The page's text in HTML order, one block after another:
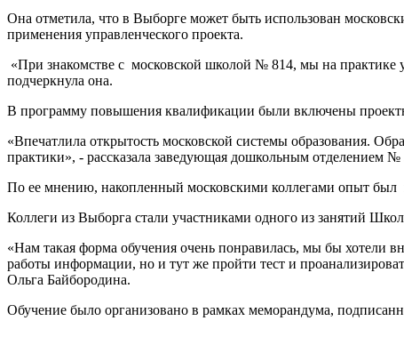
Она отметила, что в Выборге может быть использован
применения управленческого проекта.
«При знакомстве с московской школой № 814, мы на практике
подчеркнула она.
В программу повышения квалификации были включены
«Впечатлила открытость московской системы образования.
практики», - рассказала заведующая дошкольным отделением
По ее мнению, накопленный московскими коллегами опыт был
Коллеги из Выборга стали участниками одного из занятий
«Нам такая форма обучения очень понравилась, мы бы хотели
работы информации, но и тут же пройти тест и
Ольга Байбородина.
Обучение было организовано в рамках меморандума,